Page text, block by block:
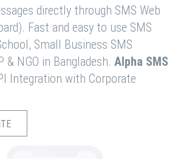
directly through SMS Web
Fast and easy to use SMS
Small Business SMS
& NGO in Bangladesh. Alpha SMS
Integration with Corporate